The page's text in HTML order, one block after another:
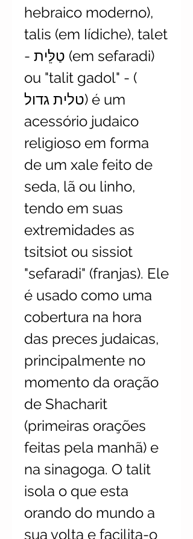
hebraico moderno),
talis (em Iídiche), talet
- טַלֵּית (em sefaradi)
ou "talit gadol" - (
טלית גדול) é um
acessório judaico
religioso em forma
de um xale feito de
seda, lã ou linho,
tendo em suas
extremidades as
tsitsiot ou sissiot
"sefaradi" (franjas). Ele
é usado como uma
cobertura na hora
das preces judaicas,
principalmente no
momento da oração
de Shacharit
(primeiras orações
feitas pela manhã) e
na sinagoga. O talit
isola o que esta
orando do mundo a
sua volta e facilita-o